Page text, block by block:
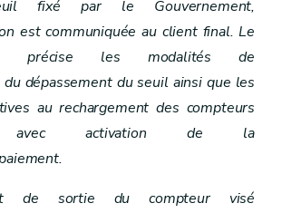
fixé par le Gouvernement,
est communiquée au client final. Le
précise les modalités de
dépassement du seuil ainsi que les
au rechargement des compteurs
avec activation de la
de sortie du compteur visé